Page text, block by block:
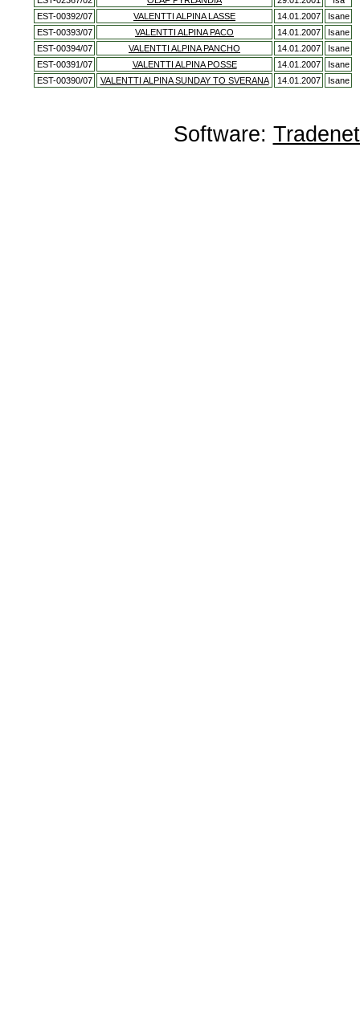
EST-00392/07
VALENTTI ALPINA LASSE 14.01.2007
Isane
EST-00393/07
VALENTTI ALPINA PACO 14.01.2007
Isane
EST-00394/07
VALENTTI ALPINA PANCHO 14.01.2007
Isane
EST-00391/07
VALENTTI ALPINA POSSE 14.01.2007
Isane
EST-00390/07
VALENTTI ALPINA SUNDAY TO SVERANA 14.01.2007 Isane
Software: